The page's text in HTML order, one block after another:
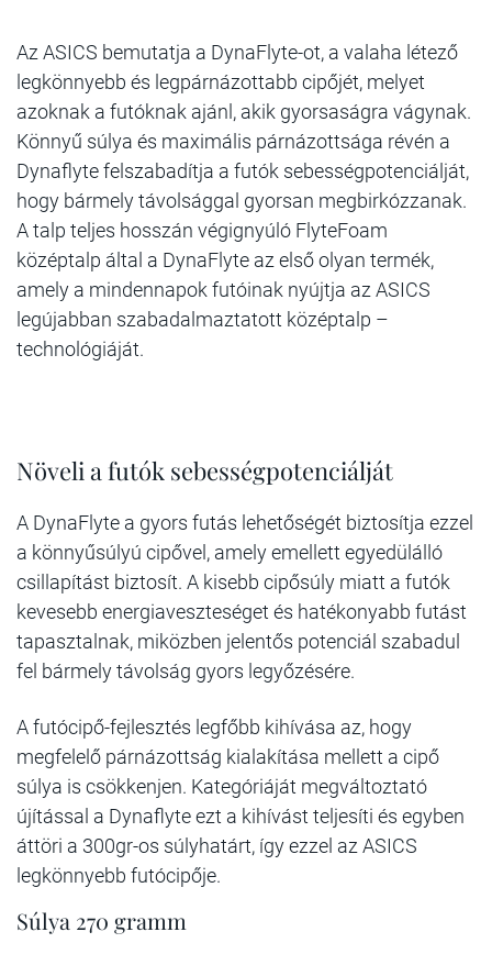
Az ASICS bemutatja a DynaFlyte-ot, a valaha létező
legkönnyebb és legpárnázottabb cipőjét, melyet
azoknak a futóknak ajánl, akik gyorsaságra vágynak.
Könnyű súlya és maximális párnázottsága révén a
Dynaflyte felszabadítja a futók sebességpotenciálját,
hogy bármely távolsággal gyorsan megbirkózzanak.
A talp teljes hosszán végignyúló FlyteFoam
középtalp által a DynaFlyte az első olyan termék,
amely a mindennapok futóinak nyújtja az ASICS
legújabban szabadalmaztatott középtalp –
technológiáját.
Növeli a futók sebességpotenciálját
A DynaFlyte a gyors futás lehetőségét biztosítja ezzel
a könnyűsúlyú cipővel, amely emellett egyedülálló
csillapítást biztosít. A kisebb cipősúly miatt a futók
kevesebb energiaveszteséget és hatékonyabb futást
tapasztalnak, miközben jelentős potenciál szabadul
fel bármely távolság gyors legyőzésére.
A futócipő-fejlesztés legfőbb kihívása az, hogy
megfelelő párnázottság kialakítása mellett a cipő
súlya is csökkenjen. Kategóriáját megváltoztató
újítással a Dynaflyte ezt a kihívást teljesíti és egyben
áttöri a 300gr-os súlyhatárt, így ezzel az ASICS
legkönnyebb futócipője.
Súlya 270 gramm